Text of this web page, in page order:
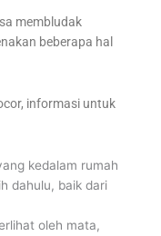
membludak
beberapa hal
informasi untuk
kedalam rumah
dahulu, baik dari
oleh mata,